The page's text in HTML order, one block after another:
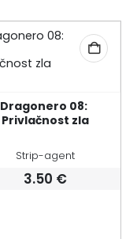
Dragonero 08:
Privlačnost zla
Strip-agent
3.50 €